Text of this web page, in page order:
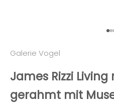
Galerie Vogel
James Rizzi
gerahmt mit